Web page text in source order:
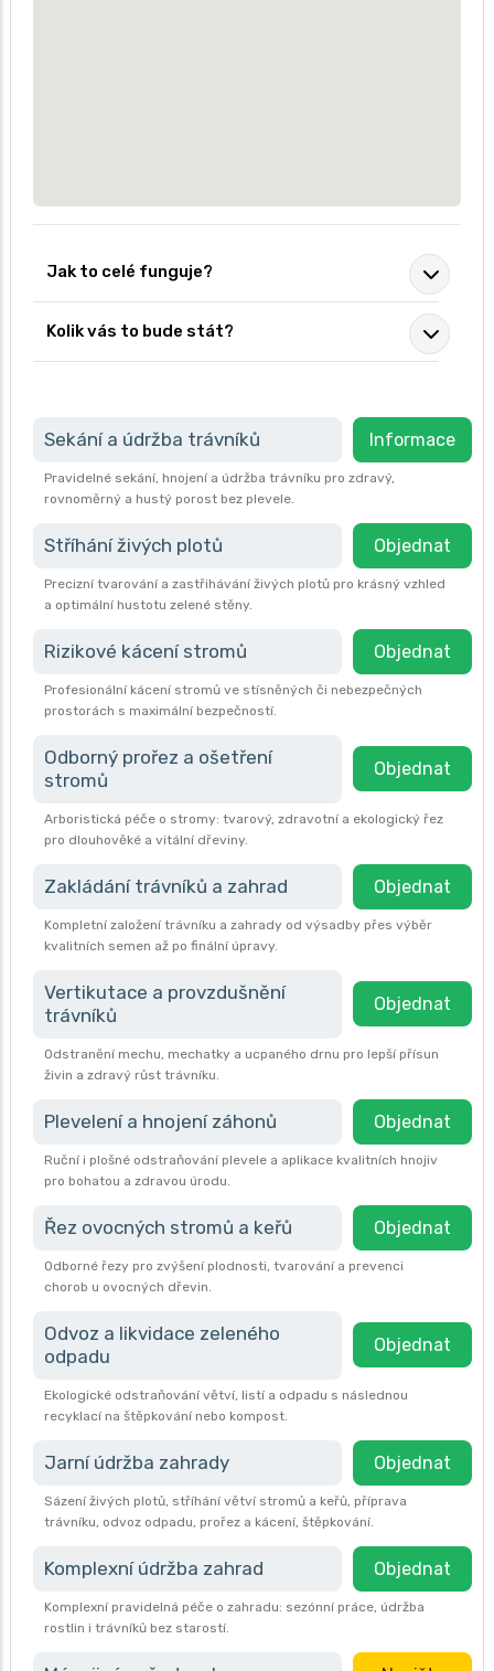
Jak to celé funguje?
Kolik vás to bude stát?
Sekání a údržba trávníků Informace
Pravidelné sekání, hnojení a údržba trávníku pro zdravý,
rovnoměrný a hustý porost bez plevele.
Stříhání živých plotů Objednat
Precizní tvarování a zastřihávání živých plotů pro krásný vzhled
a optimální hustotu zelené stěny.
Rizikové kácení stromů Objednat
Profesionální kácení stromů ve stísněných či nebezpečných
prostorách s maximální bezpečností.
Odborný prořez a ošetření
stromů
Objednat
Arboristická péče o stromy: tvarový, zdravotní a ekologický řez
pro dlouhověké a vitální dřeviny.
Zakládání trávníků a zahrad Objednat
Kompletní založení trávníku a zahrady od výsadby přes výběr
kvalitních semen až po finální úpravy.
Vertikutace a provzdušnění
trávníků
Objednat
Odstranění mechu, mechatky a ucpaného drnu pro lepší přísun
živin a zdravý růst trávníku.
Plevelení a hnojení záhonů Objednat
Ruční i plošné odstraňování plevele a aplikace kvalitních hnojiv
pro bohatou a zdravou úrodu.
Řez ovocných stromů a keřů Objednat
Odborné řezy pro zvýšení plodnosti, tvarování a prevenci
chorob u ovocných dřevin.
Odvoz a likvidace zeleného
odpadu
Objednat
Ekologické odstraňování větví, listí a odpadu s následnou
recyklací na štěpkování nebo kompost.
Jarní údržba zahrady Objednat
Sázení živých plotů, stříhání větví stromů a keřů, příprava
trávníku, odvoz odpadu, prořez a kácení, štěpkování.
Komplexní údržba zahrad Objednat
Komplexní pravidelná péče o zahradu: sezónní práce, údržba
rostlin i trávníků bez starostí.